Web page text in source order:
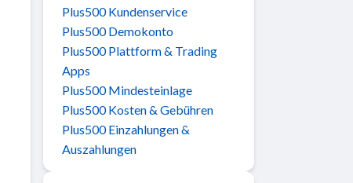
Plus500 Kundenservice
Plus500 Demokonto
Plus500 Plattform & Trading
Apps
Plus500 Mindesteinlage
Plus500 Kosten & Gebühren
Plus500 Einzahlungen &
Auszahlungen